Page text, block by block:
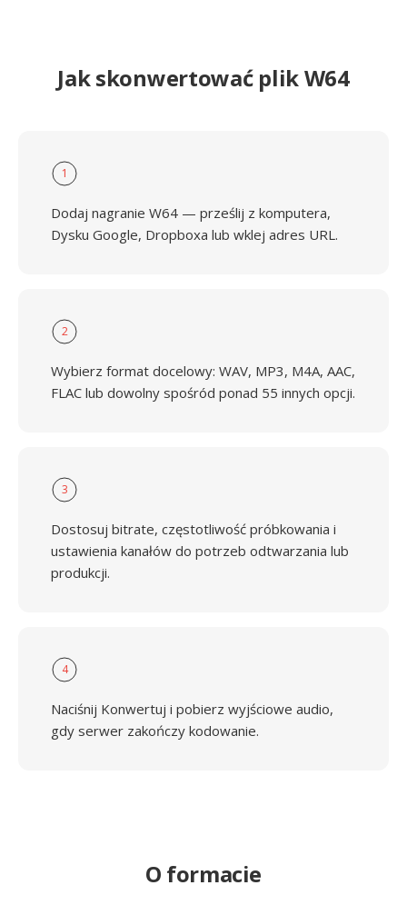
Jak skonwertować plik W64
1
Dodaj nagranie W64 — prześlij z komputera,
Dysku Google, Dropboxa lub wklej adres URL.
2
Wybierz format docelowy: WAV, MP3, M4A, AAC,
FLAC lub dowolny spośród ponad 55 innych opcji.
3
Dostosuj bitrate, częstotliwość próbkowania i
ustawienia kanałów do potrzeb odtwarzania lub
produkcji.
4
Naciśnij Konwertuj i pobierz wyjściowe audio,
gdy serwer zakończy kodowanie.
O formacie